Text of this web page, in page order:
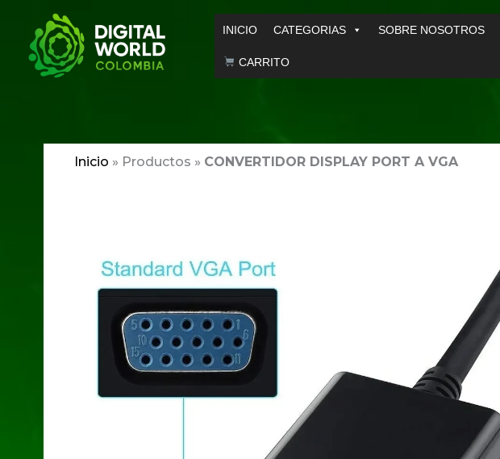
contenido
INICIO CATEGORIAS SOBRE NOSOTROS
CARRITO
Inicio » Productos » CONVERTIDOR DISPLAY PORT A VGA